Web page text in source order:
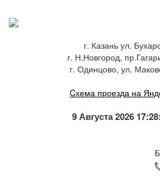
г. Казань ул.
г. Н.Новгород,
г. Одинцово, ул.
Cхема проезда на
9 Августа 2026